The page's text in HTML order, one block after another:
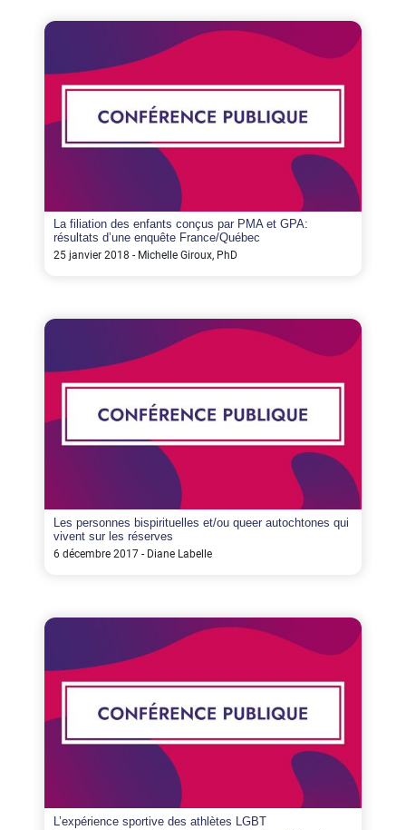
La filiation des enfants conçus par PMA et GPA:
résultats d’une enquête France/Québec
25 janvier 2018 - Michelle Giroux, PhD
Les personnes bispirituelles et/ou queer autochtones qui
vivent sur les réserves
6 décembre 2017 - Diane Labelle
L’expérience sportive des athlètes LGBT